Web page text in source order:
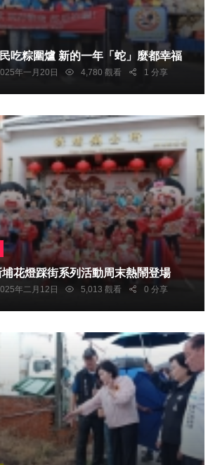
移民署邀新住民吃粽圍爐 新的一年「蛇」麼都幸福
年一月20日 4,780 觀看 1 分享
天穿日 新埔花燈踩街系列活動周末熱鬧登場
年二月12日 5,013 觀看 0 分享